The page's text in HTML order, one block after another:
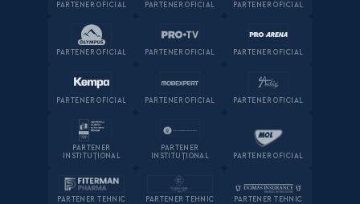
PARTENER OFICIAL PARTENER OFICIAL PARTENER OFICIAL
PARTENER OFICIAL PARTENER OFICIAL PARTENER OFICIAL
PARTENER OFICIAL PARTENER OFICIAL PARTENER OFICIAL
PARTENER
INSTITUȚIONAL
PARTENER
INSTITUȚIONAL
PARTENER OFICIAL
PARTENER TEHNIC PARTENER TEHNIC PARTENER TEHNIC